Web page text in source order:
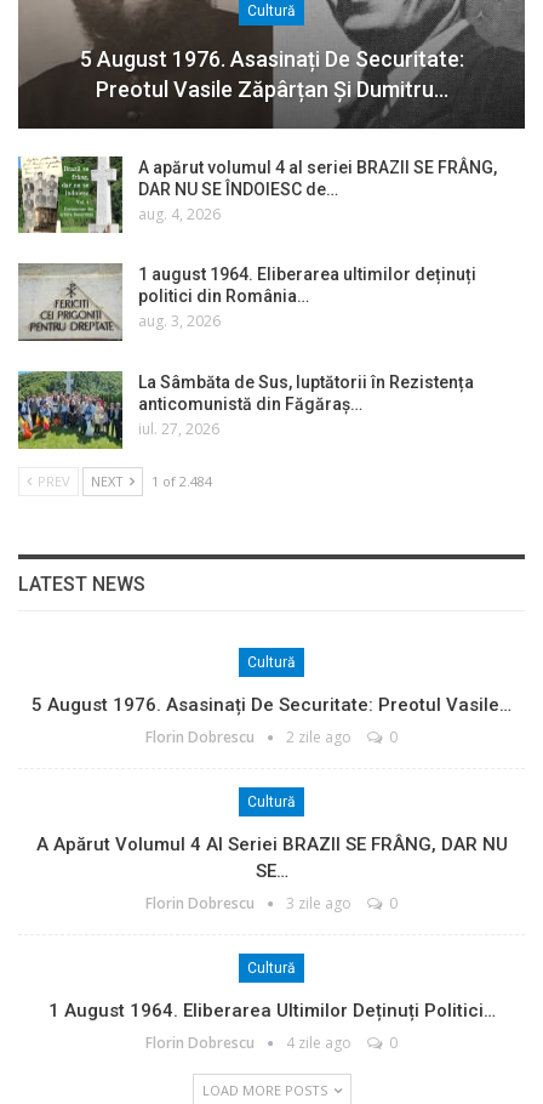
Cultură
5 August 1976. Asasinați De Securitate:
Preotul Vasile Zăpârțan Și Dumitru…
A apărut volumul 4 al seriei BRAZII SE FRÂNG,
DAR NU SE ÎNDOIESC de…
aug. 4, 2026
1 august 1964. Eliberarea ultimilor deținuți
politici din România…
aug. 3, 2026
La Sâmbăta de Sus, luptătorii în Rezistența
anticomunistă din Făgăraș…
iul. 27, 2026
PREV NEXT 1 of 2.484
LATEST NEWS
Cultură
5 August 1976. Asasinați De Securitate: Preotul Vasile…
Florin Dobrescu 2 zile ago 0
Cultură
A Apărut Volumul 4 Al Seriei BRAZII SE FRÂNG, DAR NU
SE…
Florin Dobrescu 3 zile ago 0
Cultură
1 August 1964. Eliberarea Ultimilor Deținuți Politici…
Florin Dobrescu 4 zile ago 0
LOAD MORE POSTS